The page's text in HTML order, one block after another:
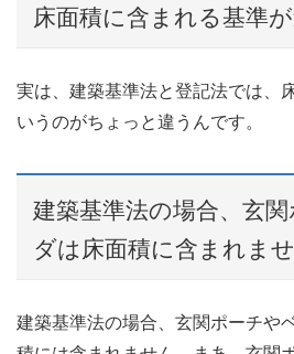
床面積に含まれる基準
実は、建築基準法と登記法では、
いうのがちょっと違うんです。
建築基準法の場合、玄
ダは床面積に含まれませ
建築基準法の場合、玄関ポーチや